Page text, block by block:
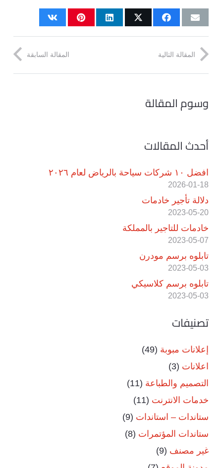
المقالة السابقة المقالة التالية
وسوم المقالة
أحدث المقالات
افضل ١٠ شركات سياحة بالرياض لعام ٢٠٢٦
2026-01-18
دلالة تأجير خادمات
2023-05-20
خادمات للتاجير بالمملكة
2023-05-07
تابلوه برسم مودرن
2023-05-03
تابلوه برسم كلاسيكي
2023-05-03
تصنيفات
إعلانات مبوبة (49)
اعلانات (3)
التصميم والطباعة (11)
خدمات الانترنت (11)
ستاندات – استاندات (9)
ستاندات المؤتمرات (8)
غير مصنف (9)